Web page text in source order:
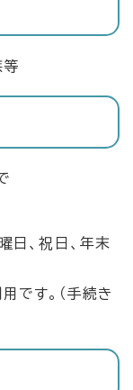
等
日、祝日、年末
です。（手続き